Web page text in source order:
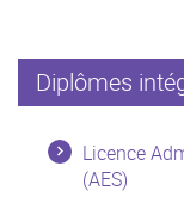
Diplômes
Licence
(AES)